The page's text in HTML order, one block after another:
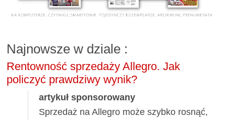
Najnowsze w dziale :
Rentowność sprzedaży Allegro. Jak
policzyć prawdziwy wynik?
artykuł sponsorowany
Sprzedaż na Allegro może szybko rosnąć,